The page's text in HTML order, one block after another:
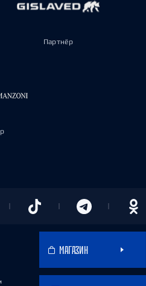
Партнёр
МАГАЗИН